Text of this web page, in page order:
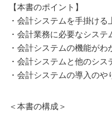
【本書のポイント】
・会計システムを手掛け
・会計業務に必要なシス
・会計システムの機能がわ
・会計システムと他のシ
・会計システムの導入のや
＜本書の構成＞